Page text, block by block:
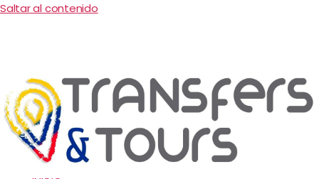
Saltar al contenido